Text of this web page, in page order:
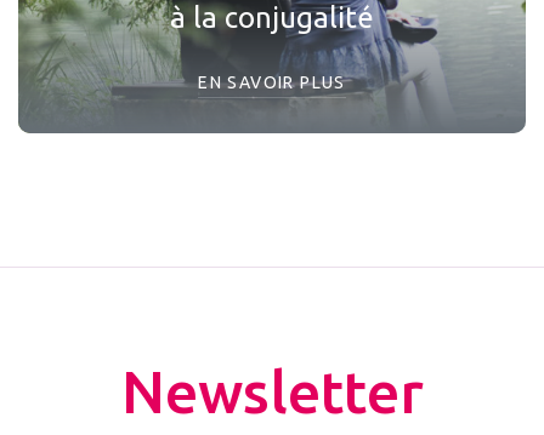
à la conjugalité
EN SAVOIR PLUS
Newsletter